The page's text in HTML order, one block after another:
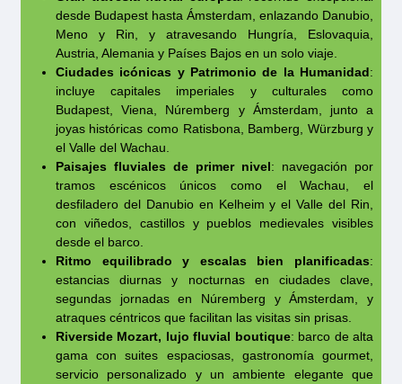
cambios por razones operativas o de fuerza
mayor.
Owner’s Suite y Riverside Suite.
desde Budapest hasta Ámsterdam, enlazando Danubio,
Meno y Rin, y atravesando Hungría, Eslovaquia,
Austria, Alemania y Países Bajos en un solo viaje.
Ciudades icónicas y Patrimonio de la Humanidad:
incluye capitales imperiales y culturales como
Budapest, Viena, Núremberg y Ámsterdam, junto a
joyas históricas como Ratisbona, Bamberg, Würzburg y
el Valle del Wachau.
Paisajes fluviales de primer nivel: navegación por
tramos escénicos únicos como el Wachau, el
desfiladero del Danubio en Kelheim y el Valle del Rin,
con viñedos, castillos y pueblos medievales visibles
desde el barco.
Ritmo equilibrado y escalas bien planificadas:
estancias diurnas y nocturnas en ciudades clave,
segundas jornadas en Núremberg y Ámsterdam, y
atraques céntricos que facilitan las visitas sin prisas.
Riverside Mozart, lujo fluvial boutique: barco de alta
gama con suites espaciosas, gastronomía gourmet,
servicio personalizado y un ambiente elegante que